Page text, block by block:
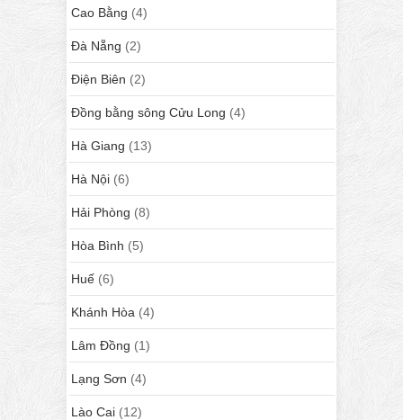
Cao Bằng (4)
Đà Nẵng (2)
Điện Biên (2)
Đồng bằng sông Cửu Long (4)
Hà Giang (13)
Hà Nội (6)
Hải Phòng (8)
Hòa Bình (5)
Huế (6)
Khánh Hòa (4)
Lâm Đồng (1)
Lạng Sơn (4)
Lào Cai (12)